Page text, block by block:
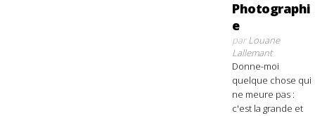
Photographi
e
parLouane
Lallemant
Donne-moi
quelque chose qui
ne meure pas :
c'est la grande et